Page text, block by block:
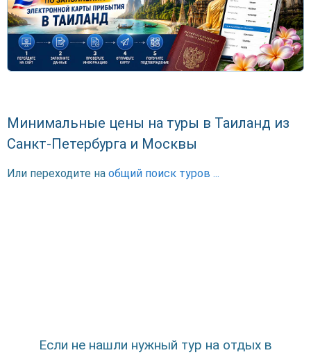
Минимальные цены на туры в Таиланд из
Санкт-Петербурга и Москвы
Или переходите на общий поиск туров ...
Если не нашли нужный тур на отдых в